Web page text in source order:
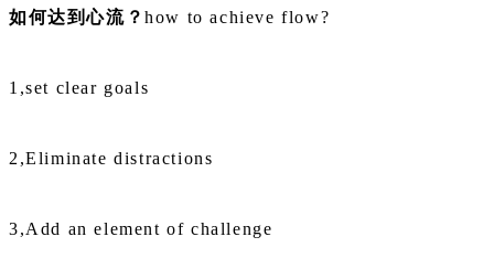
如何达到心流？how to achieve flow?
1,set clear goals
2,Eliminate distractions
3,Add an element of challenge